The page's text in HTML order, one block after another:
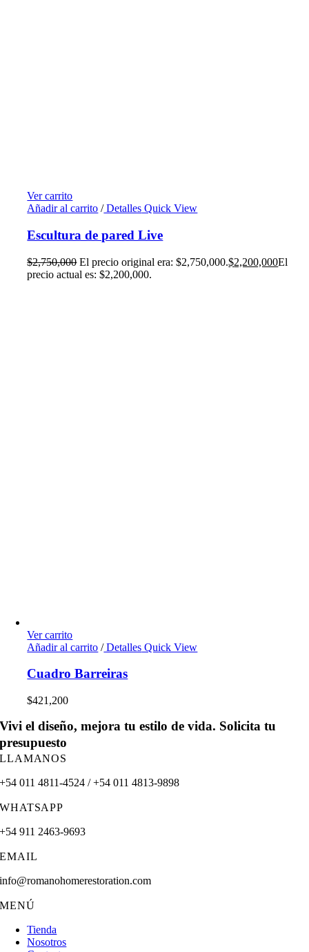
Ver carrito
Añadir al carrito /Detalles Quick View
Escultura de pared Live
$2,750,000 El precio original era: $2,750,000.$2,200,000El
precio actual es: $2,200,000.
Ver carrito
Añadir al carrito /Detalles Quick View
Cuadro Barreiras
$421,200
Vivi el diseño, mejora tu estilo de vida. Solicita tu
presupuesto
LLAMANOS
+54 011 4811-4524 / +54 011 4813-9898
WHATSAPP
+54 911 2463-9693
EMAIL
info@romanohomerestoration.com
MENÚ
Tienda
Nosotros